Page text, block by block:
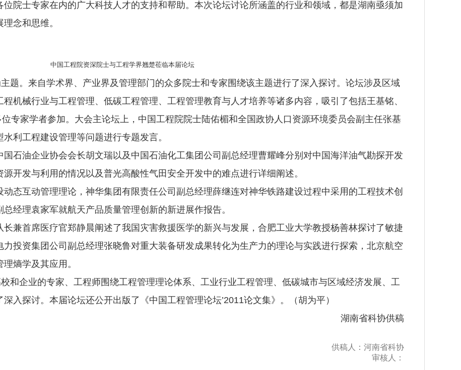
院士专家在内的广大科技人才的支持和帮助。本次论坛讨论所涵盖的行业和领域，都是湖南亟须加
念和思维。
中国工程院资深院士与工程学界翘楚莅临本届论坛
。来自学术界、产业界及管理部门的众多院士和专家围绕该主题进行了深入探讨。论坛涉及区域
机械行业与工程管理、低碳工程管理、工程管理教育与人才培养等诸多内容，吸引了包括王基铭、
专家学者参加。大会主论坛上，中国工程院院士陆佑楣和全国政协人口资源环境委员会副主任张基
利工程建设管理等问题进行专题发言。
石油企业协会会长胡文瑞以及中国石油化工集团公司副总经理曹耀峰分别对中国海洋油气勘探开发
开发与利用的情况以及普光高酸性气田安全开发中的难点进行详细阐述。
态互动管理理论，神华集团有限责任公司副总经理薛继连对神华铁路建设过程中采用的工程技术创
经理袁家军就航天产品质量管理创新的新进展作报告。
兼首席医疗官郑静晨阐述了我国灾害救援医学的新兴与发展，合肥工业大学教授杨善林探讨了敏捷
投资集团公司副总经理张晓鲁对重大装备研发成果转化为生产力的理论与实践进行探索，北京航空
熵学及其应用。
和企业的专家、工程师围绕工程管理理论体系、工业行业工程管理、低碳城市与区域经济发展、工
入探讨。本届论坛还公开出版了《中国工程管理论坛’2011论文集》。（胡为平）
湖南省科协供稿
供稿人：河南省科协
审核人：